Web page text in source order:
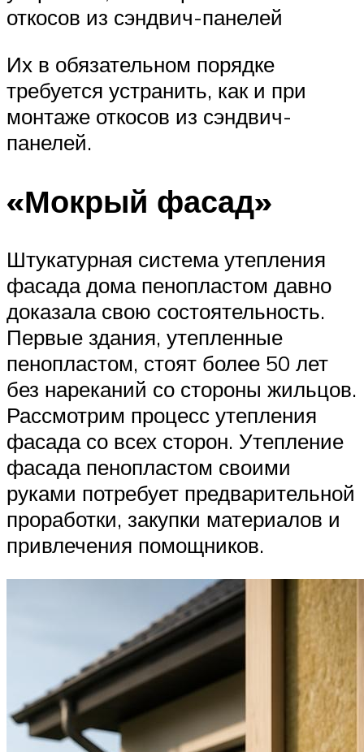
откосов из сэндвич-панелей
Их в обязательном порядке
требуется устранить, как и при
монтаже откосов из сэндвич-
панелей.
«Мокрый фасад»
Штукатурная система утепления
фасада дома пенопластом давно
доказала свою состоятельность.
Первые здания, утепленные
пенопластом, стоят более 50 лет
без нареканий со стороны жильцов.
Рассмотрим процесс утепления
фасада со всех сторон. Утепление
фасада пенопластом своими
руками потребует предварительной
проработки, закупки материалов и
привлечения помощников.